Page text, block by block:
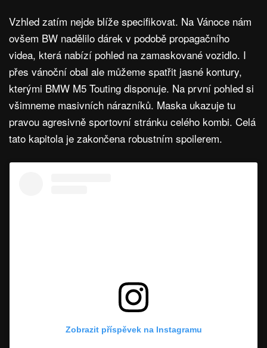
Vzhled zatím nejde blíže specifikovat. Na Vánoce nám
ovšem BW nadělilo dárek v podobě propagačního
videa, která nabízí pohled na zamaskované vozidlo. I
přes vánoční obal ale můžeme spatřit jasné kontury,
kterými BMW M5 Touting disponuje. Na první pohled si
všimneme masivních nárazníků. Maska ukazuje tu
pravou agresivně sportovní stránku celého kombi. Celá
tato kapitola je zakončena robustním spoilerem.
Zobrazit příspěvek na Instagramu